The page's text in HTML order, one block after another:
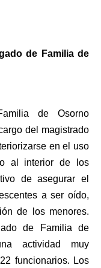
de Familia de
de Osorno
del magistrado
en el uso
al interior de los
de asegurar el
a ser oído,
de los menores.
de Familia de
actividad muy
funcionarios. Los